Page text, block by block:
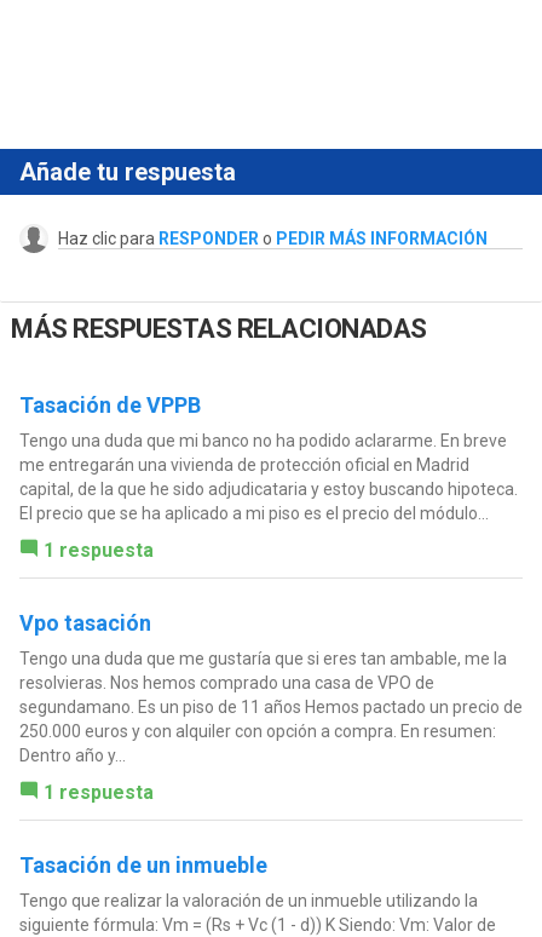
Añade tu respuesta
Haz clic para RESPONDER o PEDIR MÁS INFORMACIÓN
MÁS RESPUESTAS RELACIONADAS
Tasación de VPPB
Tengo una duda que mi banco no ha podido aclararme. En breve
me entregarán una vivienda de protección oficial en Madrid
capital, de la que he sido adjudicataria y estoy buscando hipoteca.
El precio que se ha aplicado a mi piso es el precio del módulo...
1 respuesta
Vpo tasación
Tengo una duda que me gustaría que si eres tan ambable, me la
resolvieras. Nos hemos comprado una casa de VPO de
segundamano. Es un piso de 11 años Hemos pactado un precio de
250.000 euros y con alquiler con opción a compra. En resumen:
Dentro año y...
1 respuesta
Tasación de un inmueble
Tengo que realizar la valoración de un inmueble utilizando la
siguiente fórmula: Vm = (Rs + Vc (1 - d)) K Siendo: Vm: Valor de